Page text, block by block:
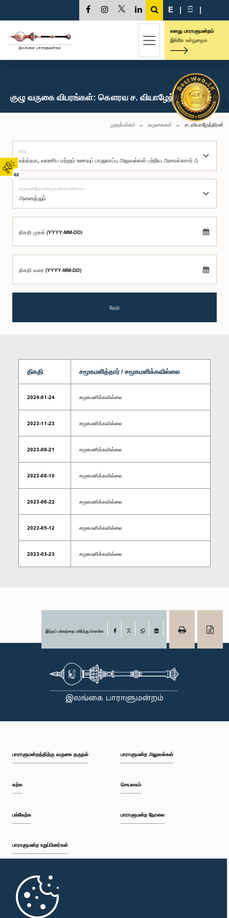
02
E | සි |
எனது பாராளுமன்றம்
இங்கே உள்நுழைக
குழு வருகை விபரங்கள்: கௌரவ ச. வியாழேந்திரன், பா.உ.
முதற்பக்கம் வருகைகள் ச. வியாழேந்திரன்
குழு
சமூகமளித்தார்/சமூகமளிக்கவில்லை
திகதி முதல் (YYYY-MM-DD)
திகதி வரை (YYYY-MM-DD)
தேடு
திகதி சமூகமளித்தார் / சமூகமளிக்கவில்லை
2024-01-24 சமூகமளிக்கவில்லை
2023-11-23 சமூகமளிக்கவில்லை
2023-09-21 சமூகமளிக்கவில்லை
2023-08-10 சமூகமளிக்கவில்லை
2023-06-22 சமூகமளிக்கவில்லை
2023-05-12 சமூகமளிக்கவில்லை
2023-03-23 சமூகமளிக்கவில்லை
இந்தப் பக்கத்தை பகிர்ந்து கொள்க Facebook
பாராளுமன்றத்திற்கு வருகை தருதல்
கற்க
பங்கேற்க
பாராளுமன்ற உறுப்பினர்கள்
முதற்பக்கம்
பாராளுமன்ற அலுவல்கள்
செயலகம்
பாராளுமன்ற நேரலை